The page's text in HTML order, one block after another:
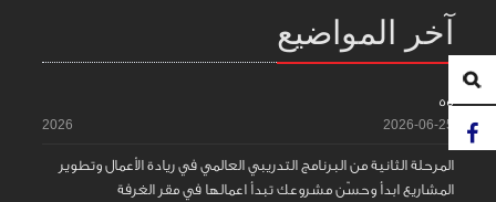
آخر المواضيع
55
2026-06-25
2026
المرحلة الثانية من البرنامج التدريبي العالمي في ريادة الأعمال وتطوير
المشاريع ابدأ وحسّن مشروعك تبدأ اعمالها في مقر الغرفة